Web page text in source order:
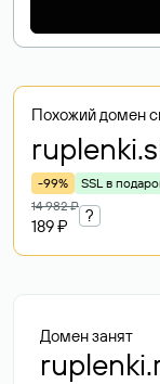
Похожий домен
ruplenki
-99% SSL в
14 982 ₽
189 ₽
?
Домен занят